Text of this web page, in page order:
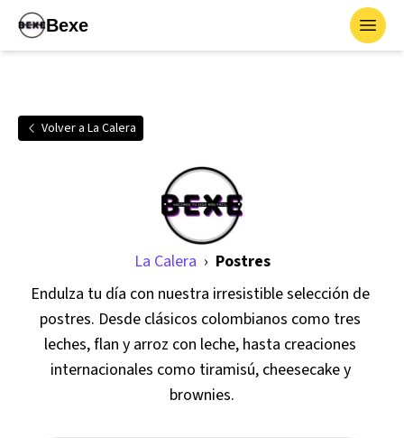
Bexe
Volver a La Calera
La Calera › Postres
Endulza tu día con nuestra irresistible selección de
postres. Desde clásicos colombianos como tres
leches, flan y arroz con leche, hasta creaciones
internacionales como tiramisú, cheesecake y
brownies.